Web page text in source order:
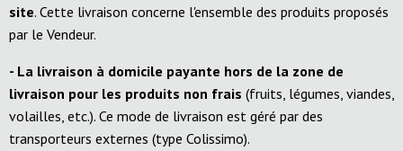
site. Cette livraison concerne l'ensemble des produits proposés
par le Vendeur.
- La livraison à domicile payante hors de la zone de
livraison pour les produits non frais (fruits, légumes, viandes,
volailles, etc.). Ce mode de livraison est géré par des
transporteurs externes (type Colissimo).